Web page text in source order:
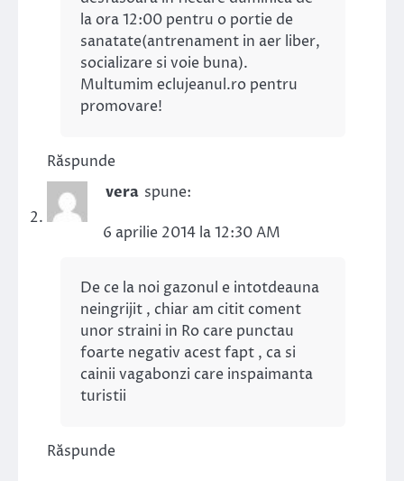
la ora 12:00 pentru o portie de
sanatate(antrenament in aer liber,
socializare si voie buna).
Multumim eclujeanul.ro pentru
promovare!
Răspunde
vera spune:
6 aprilie 2014 la 12:30 AM
De ce la noi gazonul e intotdeauna
neingrijit , chiar am citit coment
unor straini in Ro care punctau
foarte negativ acest fapt , ca si
cainii vagabonzi care inspaimanta
turistii
Răspunde